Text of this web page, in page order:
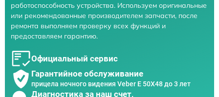
работоспособность устройства. Используем оригинальные
или рекомендованные производителем запчасти, после
ремонта выполняем проверку всех функций и
предоставляем гарантию.
Официальный сервис
Гарантийное обслуживание
прицела ночного видения Veber E 50X48 до 3 лет
Диагностика за наш счет,